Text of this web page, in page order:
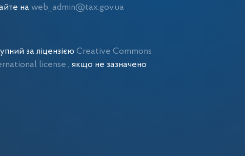
на web_admin@tax.gov.ua
за ліцензією Creative Commons
license , якщо не зазначено